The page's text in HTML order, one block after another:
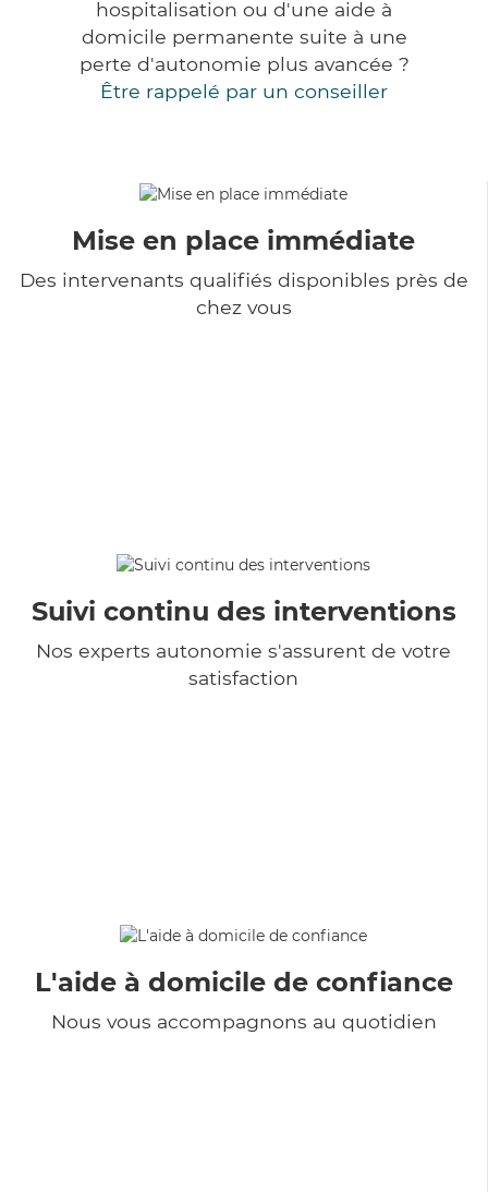
hospitalisation ou d'une aide à
domicile permanente suite à une
perte d'autonomie plus avancée ?
Être rappelé par un conseiller
Mise en place immédiate
Des intervenants qualifiés disponibles près de
chez vous
Suivi continu des interventions
Nos experts autonomie s'assurent de votre
satisfaction
L'aide à domicile de confiance
Nous vous accompagnons au quotidien